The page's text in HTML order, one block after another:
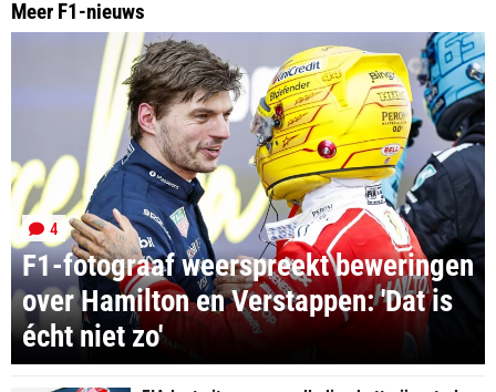
Meer F1-nieuws
F1-fotograaf weerspreekt beweringen
over Hamilton en Verstappen: 'Dat is
écht niet zo'
4